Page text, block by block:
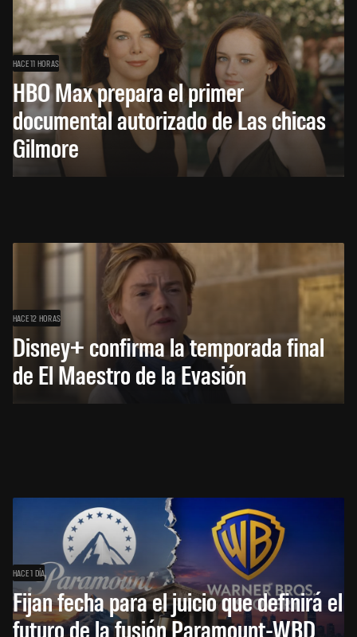
HACE 11 HORAS
HBO Max prepara el primer
documental autorizado de Las chicas
Gilmore
HACE 12 HORAS
Disney+ confirma la temporada final
de El Maestro de la Evasión
HACE 1 DÍA
Fijan fecha para el juicio que definirá el
futuro de la fusión Paramount-WBD